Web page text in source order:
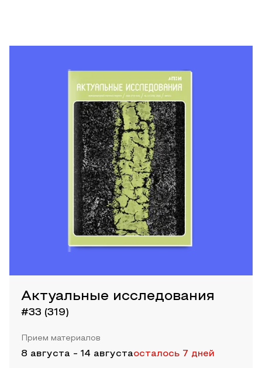
Актуальные исследования
#33 (319)
Прием материалов
8 августа - 14 августаосталось 7 дней